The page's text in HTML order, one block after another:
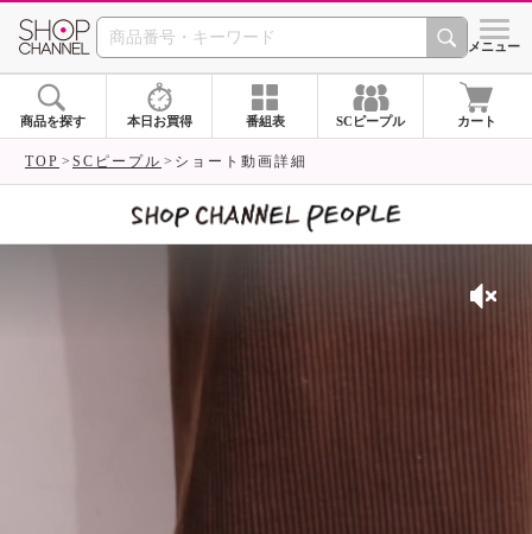
SHOP CHANNEL シメニュー
商品を探す 本日お買得 番組表 SCピープル カート
TOP SCピープル ショート動画詳細